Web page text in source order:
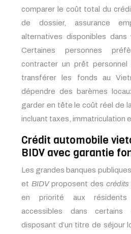
comparer le coût total du
de dossier, assurance
alternatives disponibles dans
Certaines personnes
contracter un prêt personnel
transférer les fonds au
dépendre des barèmes
garder en tête le coût réel de la
incluant taxes, immatriculation
Crédit automobile
BIDV avec garantie
Les grandes banques
et BIDVproposent des crédits
en priorité aux résidents
accessibles dans
disposant d’un titre de séjour